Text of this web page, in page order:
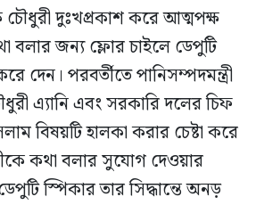
দুঃখপ্রকাশ করে আত্মপক্ষ
বলার জন্য ফ্লোর চাইলে ডেপুটি
দেন। পরবর্তীতে পানিসম্পদমন্ত্রী
এ্যানি এবং সরকারি দলের চিফ
বিষয়টি হালকা করার চেষ্টা করে
কথা বলার সুযোগ দেওয়ার
স্পিকার তার সিদ্ধান্তে অনড়